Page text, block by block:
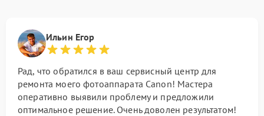
Ильин Егор
Рад, что обратился в ваш сервисный центр для
ремонта моего фотоаппарата Canon! Мастера
оперативно выявили проблему и предложили
оптимальное решение. Очень доволен результатом!